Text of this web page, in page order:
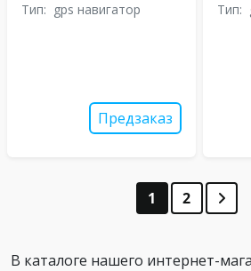
Тип: gps навигатор
Предзаказ
Тип:
1 2
В каталоге нашего интернет-